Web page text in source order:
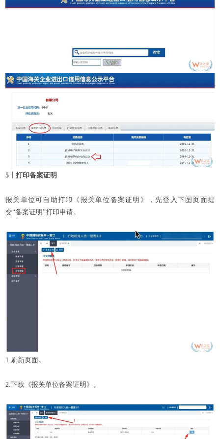
5丨打印备案证明
报关单位可自助打印《报关单位备案证明》，先登入下图页面提
交“备案证明”打印申请。
1.刷新页面。
2.下载《报关单位备案证明》。